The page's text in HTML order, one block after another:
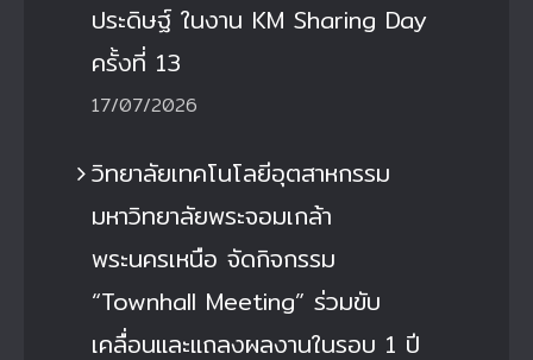
ประดิษฐ์ ในงาน KM Sharing Day
ครั้งที่ 13
17/07/2026
วิทยาลัยเทคโนโลยีอุตสาหกรรม
มหาวิทยาลัยพระจอมเกล้า
พระนครเหนือ จัดกิจกรรม
“Townhall Meeting” ร่วมขับ
เคลื่อนและแถลงผลงานในรอบ 1 ปี